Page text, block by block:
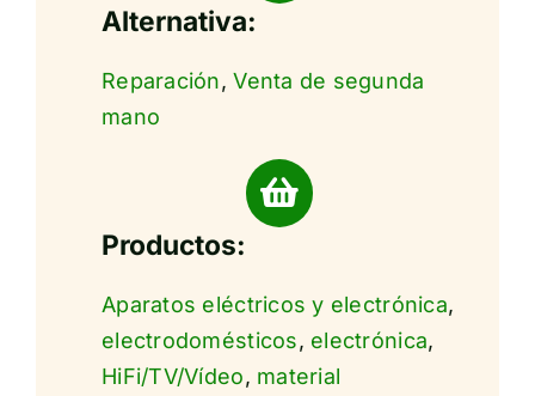
Alternativa:
Reparación,Venta de segunda
mano
Productos:
Aparatos eléctricos y electrónica,
electrodomésticos, electrónica,
HiFi/TV/Vídeo, material